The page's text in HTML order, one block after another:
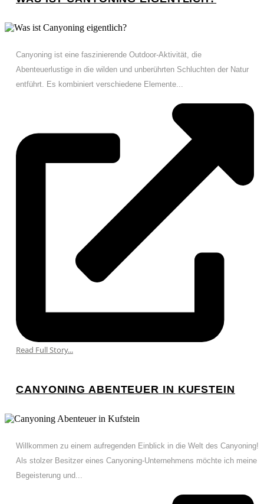
Canyoning ist eine faszinierende Outdoor-Aktivität, die
Abenteuerlustige in die wilden und unberührten Schluchten der Natur
entführt. Es kombiniert verschiedene Elemente...
Read Full Story...
CANYONING ABENTEUER IN KUFSTEIN
Willkommen zu einem aufregenden Einblick in die Welt des Canyoning!
Als stolzer Besitzer eines Canyoning-Unternehmens möchte ich meine
Begeisterung und...